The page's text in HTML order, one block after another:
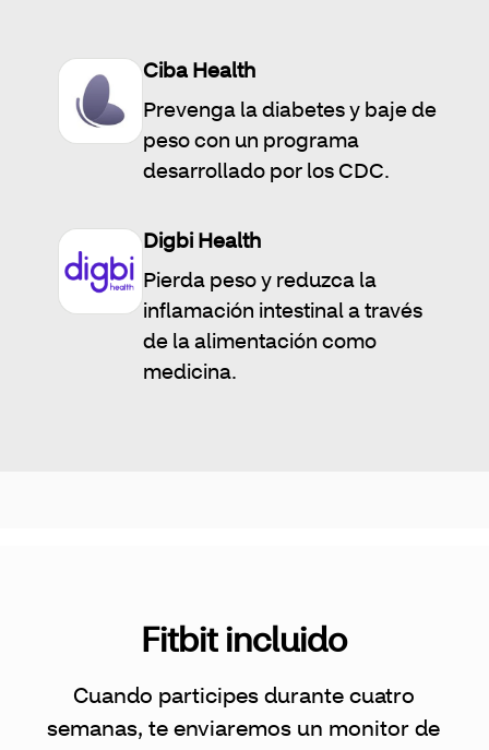
Ciba Health
Prevenga la diabetes y baje de
peso con un programa
desarrollado por los CDC.
Digbi Health
Pierda peso y reduzca la
inflamación intestinal a través
de la alimentación como
medicina.
Fitbit incluido
Cuando participes durante cuatro
semanas, te enviaremos un monitor de